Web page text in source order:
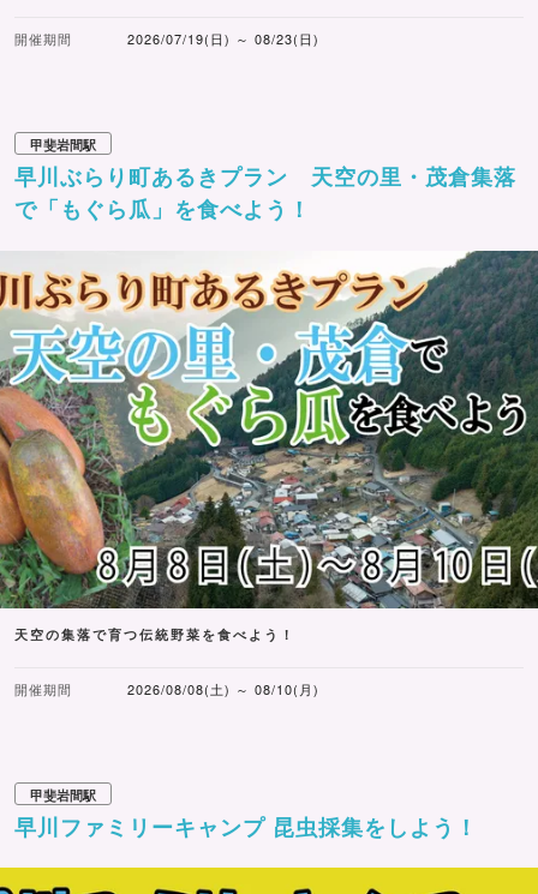
開催期間 2026/07/19(日) ～ 08/23(日)
甲斐岩間駅
早川ぶらり町あるきプラン 天空の里・茂倉集落
で「もぐら瓜」を食べよう！
天空の集落で育つ伝統野菜を食べよう！
開催期間 2026/08/08(土) ～ 08/10(月)
甲斐岩間駅
早川ファミリーキャンプ 昆虫採集をしよう！